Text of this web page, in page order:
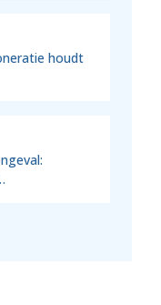
houdt